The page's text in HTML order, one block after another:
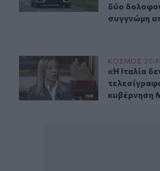
δύο
συγγνώμη
«Η Ιταλία δεν δέχεταιΚΟΣΜΟΣ
«Η Ιταλία
«Η Ιταλία
κυβέρνηση